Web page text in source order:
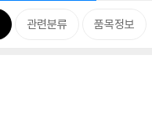
관련분류 품목정보